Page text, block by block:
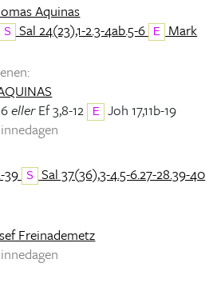
Aquinas
S Sal 24(23),1-2.3-4ab.5-6 E
Mark
ellerEf 3,8-12 E Joh 17,11b-19
39 S Sal 37(36),3-4.5-6.27-28.39-40
Freinademetz